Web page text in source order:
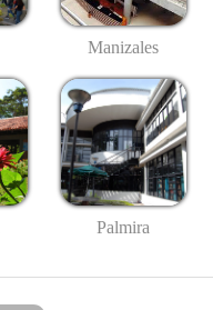
Manizales
Palmira